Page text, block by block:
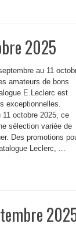
2025
au 11
amateurs de bons
E.Leclerc est
exceptionnelles.
11 octobre 2025, ce
sélection variée de
Des promotions
Leclerc, ...